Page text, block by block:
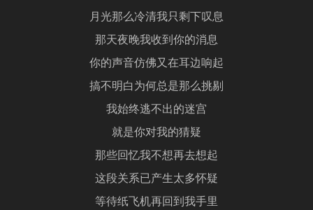
月光那么冷清我只剩下叹息
那天夜晚我收到你的消息
你的声音仿佛又在耳边响起
搞不明白为何总是那么挑剔
我始终逃不出的迷宫
就是你对我的猜疑
那些回忆我不想再去想起
这段关系已产生太多怀疑
等待纸飞机再回到我手里